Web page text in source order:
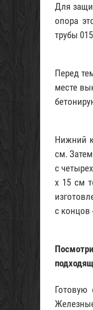
Для
опора
трубы
Перед
месте
Нижний
см.
с
х 15 см
с концов
Готовую